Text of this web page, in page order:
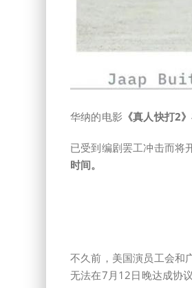
华纳的电影 《真人快打2
已受到编剧罢工冲击而将
时间。
不久前，美国演员工会和
无法在7月12日晚达成协